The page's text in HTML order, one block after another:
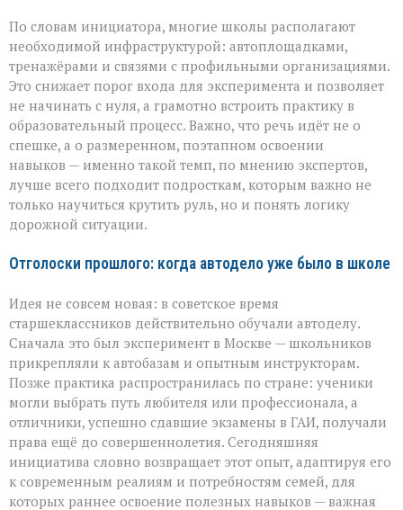
По словам инициатора, многие школы располагают
необходимой инфраструктурой: автоплощадками,
тренажёрами и связями с профильными организациями.
Это снижает порог входа для эксперимента и позволяет
не начинать с нуля, а грамотно встроить практику в
образовательный процесс. Важно, что речь идёт не о
спешке, а о размеренном, поэтапном освоении
навыков — именно такой темп, по мнению экспертов,
лучше всего подходит подросткам, которым важно не
только научиться крутить руль, но и понять логику
дорожной ситуации.
Отголоски прошлого: когда автодело уже было в школе
Идея не совсем новая: в советское время
старшеклассников действительно обучали автоделу.
Сначала это был эксперимент в Москве — школьников
прикрепляли к автобазам и опытным инструкторам.
Позже практика распространилась по стране: ученики
могли выбрать путь любителя или профессионала, а
отличники, успешно сдавшие экзамены в ГАИ, получали
права ещё до совершеннолетия. Сегодняшняя
инициатива словно возвращает этот опыт, адаптируя его
к современным реалиям и потребностям семей, для
которых раннее освоение полезных навыков — важная